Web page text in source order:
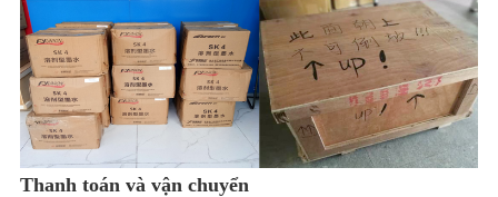
Thanh toán và vận chuyển